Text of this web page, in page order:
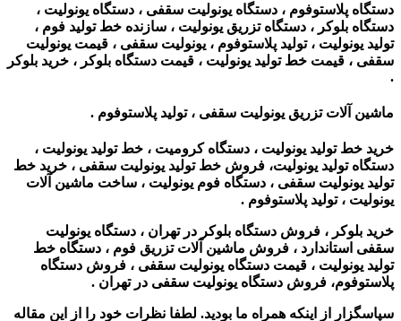
دستگاه پلاستوفوم ، دستگاه یونولیت سقفی ، دستگاه یونولیت ،
دستگاه بلوکر ، دستگاه تزریق یونولیت ، سازنده خط تولید فوم ،
تولید یونولیت ، تولید پلاستوفوم ، یونولیت سقفی ، قیمت یونولیت
سقفی ، قیمت خط تولید یونولیت ، قیمت دستگاه بلوکر ، خرید بلوکر
.
ماشین آلات تزریق یونولیت سقفی ، تولید پلاستوفوم .
خرید خط تولید یونولیت ، دستگاه کرومیت ، خط تولید یونولیت ،
دستگاه تولید یونولیت، فروش خط تولید یونولیت سقفی ، خرید خط
تولید یونولیت سقفی ، دستگاه فوم یونولیت ، ساخت ماشین آلات
یونولیت ، تولید پلاستوفوم .
خرید بلوکر ، فروش دستگاه بلوکر در تهران ، دستگاه یونولیت
سقفی استاندارد ، فروش ماشین آلات تزریق فوم ، دستگاه خط
تولید یونولیت ، قیمت دستگاه یونولیت سقفی ، فروش دستگاه
پلاستوفوم، فروش دستگاه یونولیت سقفی در تهران .
سپاسگزار از اینکه همراه ما بودید. لطفا نظرات خود را از این مقاله